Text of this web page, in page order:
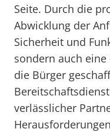
Seite. Durch die
Abwicklung der
Sicherheit und
sondern auch
die Bürger
verlässlicher